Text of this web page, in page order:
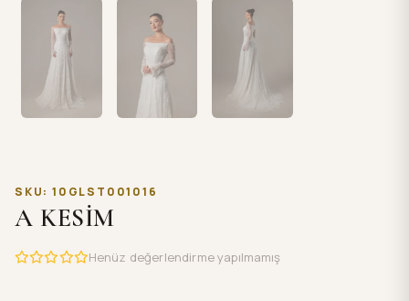
SKU: 10GLST001016
A KESİM
Henüz değerlendirme yapılmamış